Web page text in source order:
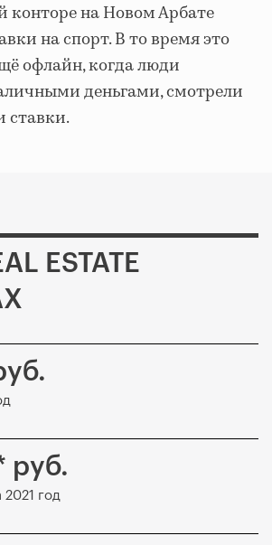
конторе на Новом Арбате
на спорт. В то время это
офлайн, когда люди
деньгами, смотрели
ставки.
ESTATE
руб.
2021 год